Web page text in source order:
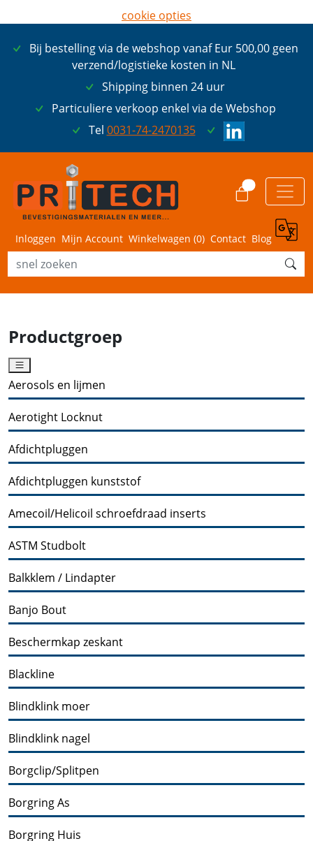
Bij bestelling via de webshop vanaf Eur 500,00 geen
verzend/logistieke kosten in NL
Shipping binnen 24 uur
Particuliere verkoop enkel via de Webshop
Tel 0031-74-2470135
Inloggen Mijn Account Winkelwagen (0) Contact Blog
Productgroep
Aerosols en lijmen
Aerotight Locknut
Afdichtpluggen
Afdichtpluggen kunststof
Amecoil/Helicoil schroefdraad inserts
ASTM Studbolt
Balkklem / Lindapter
Banjo Bout
Beschermkap zeskant
Blackline
Blindklink moer
Blindklink nagel
Borgclip/Splitpen
Borgring As
Borgring Huis
cookie opties
ik ga akkoord met cookies